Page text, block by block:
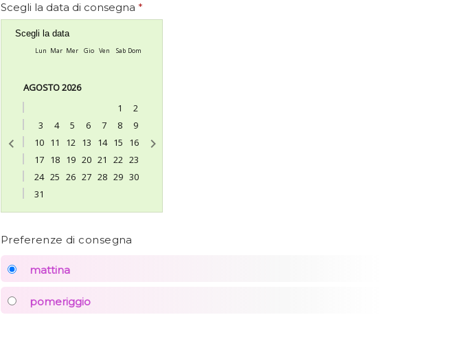
Scegli la data di consegna *
Scegli la data
Lun Mar Mer Gio Ven Sab Dom
AGOSTO 2026
1
2
3
4 5 6 7 8
9
10 11 12 13 14 15
16
17 18 19 20 21 22 23
24 25 26 27 28 29 30
31
Preferenze di consegna
mattina
pomeriggio